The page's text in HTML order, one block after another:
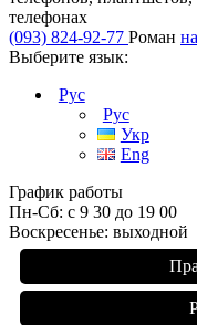
телефонах
(093) 824-92-77 Роман
Выберите язык:
Рус
Рус
Укр
Eng
График работы
Пн-Сб: с 9 30 до 19 00
Воскресенье: выходной